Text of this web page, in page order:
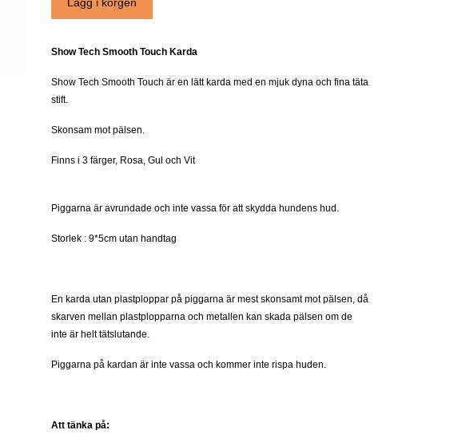
Show Tech Smooth Touch Karda
Show Tech Smooth Touch är en lätt karda med en mjuk dyna och fina täta
stift.
Skonsam mot pälsen.
Finns i 3 färger, Rosa, Gul och Vit
Piggarna är avrundade och inte vassa för att skydda hundens hud.
Storlek : 9*5cm utan handtag
En karda utan plastploppar på piggarna är mest skonsamt mot pälsen, då
skarven mellan plastplopparna och metallen kan skada pälsen om de
inte är helt tätslutande.
Piggarna på kardan är inte vassa och kommer inte rispa huden.
Att tänka på: